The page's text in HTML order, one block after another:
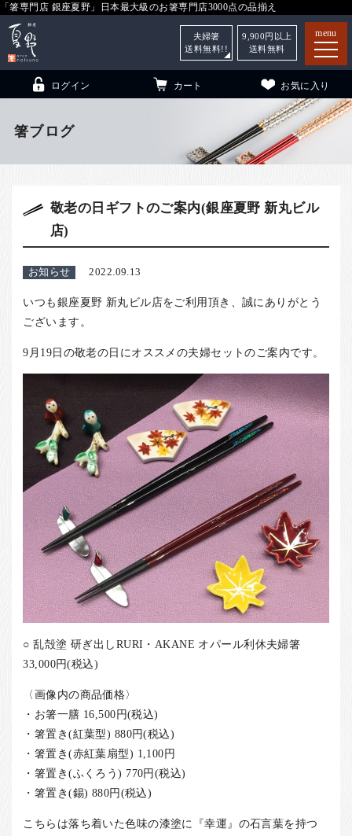
「箸専門店 銀座夏野」日本最大級のお箸専門店3000点の品揃え
menu
子供和食器（贈答用・自宅用）
銀座夏野・箸長
こども和食器 小夏について
ご利用ガイド
法人・飲食店のお客様
お客様の声
お問い合わせ
お知らせ
箸ブログ
English
ログイン カート お気に入り
夫婦箸
送料無料!!
9,900 円以上
送料無料
箸ブログ
敬老の日ギフトのご案内(銀座夏野 新丸ビル
店)
お知らせ 2022.09.13
いつも銀座夏野 新丸ビル店をご利用頂き、誠にありがとう
ございます。
9月19日の敬老の日にオススメの夫婦セットのご案内です。
○ 乱殻塗 研ぎ出しRURI・AKANE オパール利休夫婦箸
33,000円(税込)
〈画像内の商品価格〉
・お箸一膳 16,500円(税込)
・箸置き(紅葉型) 880円(税込)
・箸置き(赤紅葉扇型) 1,100円
・箸置き(ふくろう) 770円(税込)
・箸置き(錫) 880円(税込)
こちらは落ち着いた色味の漆塗に『幸運』の石言葉を持つ